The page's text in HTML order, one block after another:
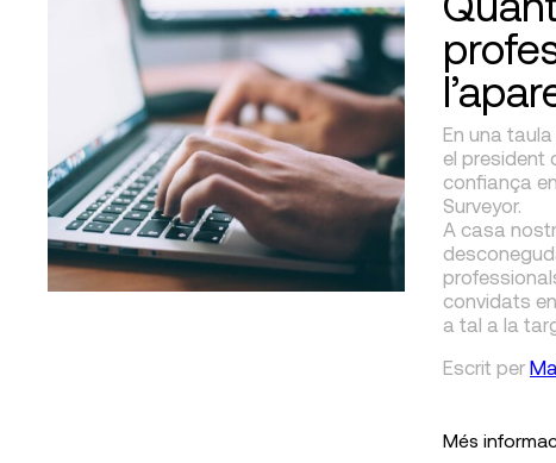
En una
el president
confiança
Surveyor.
A casa
convidats
a tal a la
Escrit per
Més